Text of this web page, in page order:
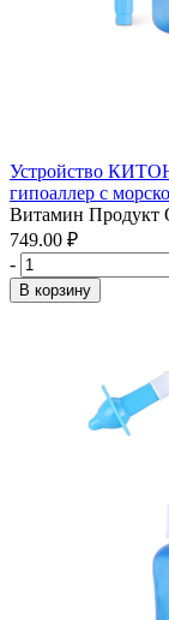
Устройство
гипоаллер с
Витамин
749.00 ₽
-
В корзину